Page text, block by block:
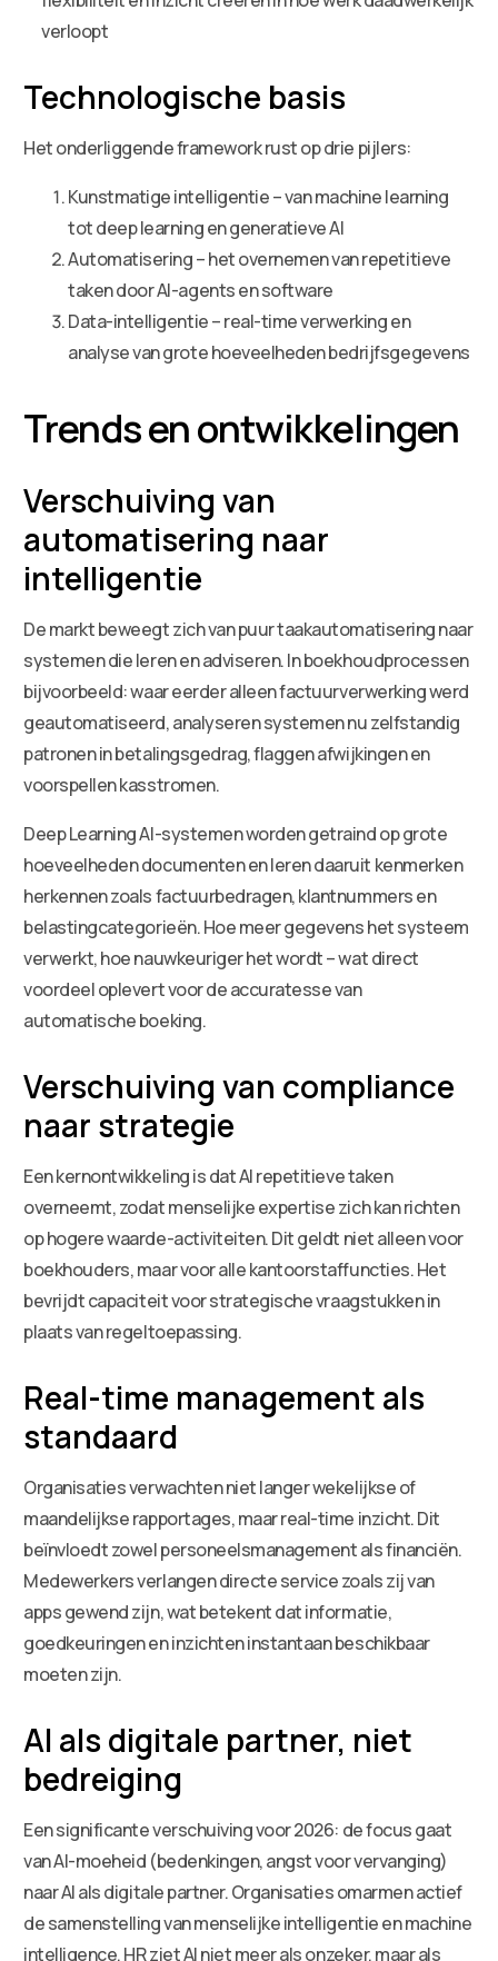
verloopt
Technologische basis
Het onderliggende framework rust op drie pijlers:
Kunstmatige intelligentie – van machine learning
tot deep learning en generatieve AI
Automatisering – het overnemen van repetitieve
taken door AI-agents en software
Data-intelligentie – real-time verwerking en
analyse van grote hoeveelheden bedrijfsgegevens
Trends en ontwikkelingen
Verschuiving van
automatisering naar
intelligentie
De markt beweegt zich van puur taakautomatisering naar
systemen die leren en adviseren. In boekhoudprocessen
bijvoorbeeld: waar eerder alleen factuurverwerking werd
geautomatiseerd, analyseren systemen nu zelfstandig
patronen in betalingsgedrag, flaggen afwijkingen en
voorspellen kasstromen.
Deep Learning AI-systemen worden getraind op grote
hoeveelheden documenten en leren daaruit kenmerken
herkennen zoals factuurbedragen, klantnummers en
belastingcategorieën. Hoe meer gegevens het systeem
verwerkt, hoe nauwkeuriger het wordt – wat direct
voordeel oplevert voor de accuratesse van
automatische boeking.
Verschuiving van compliance
naar strategie
Een kernontwikkeling is dat AI repetitieve taken
overneemt, zodat menselijke expertise zich kan richten
op hogere waarde-activiteiten. Dit geldt niet alleen voor
boekhouders, maar voor alle kantoorstaffuncties. Het
bevrijdt capaciteit voor strategische vraagstukken in
plaats van regeltoepassing.
Real-time management als
standaard
Organisaties verwachten niet langer wekelijkse of
maandelijkse rapportages, maar real-time inzicht. Dit
beïnvloedt zowel personeelsmanagement als financiën.
Medewerkers verlangen directe service zoals zij van
apps gewend zijn, wat betekent dat informatie,
goedkeuringen en inzichten instantaan beschikbaar
moeten zijn.
AI als digitale partner, niet
bedreiging
Een significante verschuiving voor 2026: de focus gaat
van AI-moeheid (bedenkingen, angst voor vervanging)
naar AI als digitale partner. Organisaties omarmen actief
de samenstelling van menselijke intelligentie en machine
intelligence. HR ziet AI niet meer als onzeker, maar als